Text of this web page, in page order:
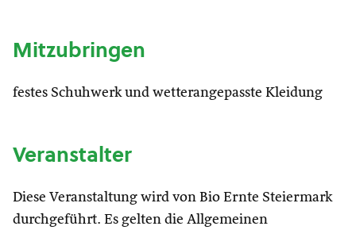
Mitzubringen
festes Schuhwerk und wetterangepasste Kleidung
Veranstalter
Diese Veranstaltung wird von Bio Ernte Steiermark
durchgeführt. Es gelten die Allgemeinen